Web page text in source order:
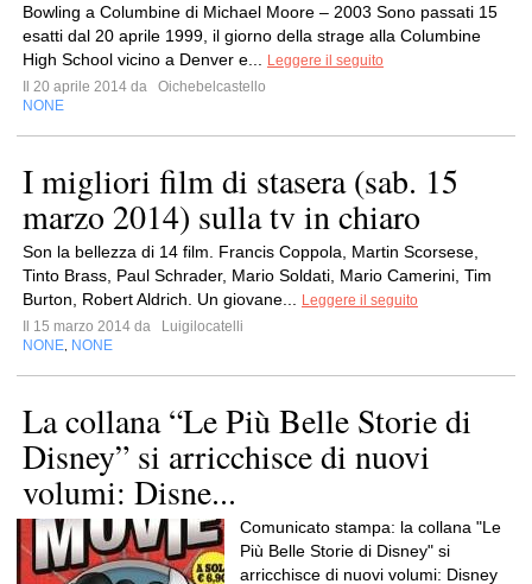
Bowling a Columbine di Michael Moore – 2003 Sono passati 15
esatti dal 20 aprile 1999, il giorno della strage alla Columbine
High School vicino a Denver e...
Leggere il seguito
Il 20 aprile 2014 da
Oichebelcastello
NONE
I migliori film di stasera (sab. 15
marzo 2014) sulla tv in chiaro
Son la bellezza di 14 film. Francis Coppola, Martin Scorsese,
Tinto Brass, Paul Schrader, Mario Soldati, Mario Camerini, Tim
Burton, Robert Aldrich. Un giovane...
Leggere il seguito
Il 15 marzo 2014 da
Luigilocatelli
NONE NONE
La collana “Le Più Belle Storie di
Disney” si arricchisce di nuovi
volumi: Disne...
Comunicato stampa: la collana "Le
Più Belle Storie di Disney" si
arricchisce di nuovi volumi: Disney